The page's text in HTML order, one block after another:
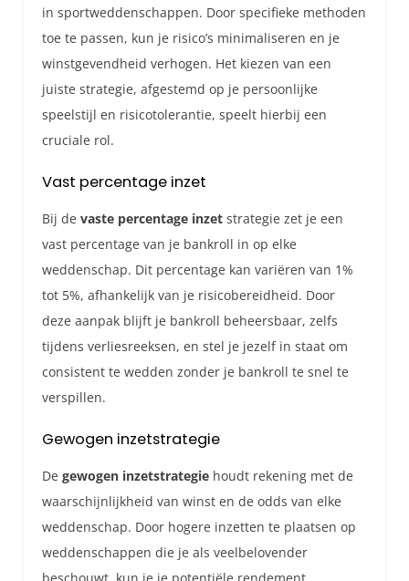
in sportweddenschappen. Door specifieke methoden
toe te passen, kun je risico’s minimaliseren en je
winstgevendheid verhogen. Het kiezen van een
juiste strategie, afgestemd op je persoonlijke
speelstijl en risicotolerantie, speelt hierbij een
cruciale rol.
Vast percentage inzet
Bij devaste percentage inzet strategie zet je een
vast percentage van je bankroll in op elke
weddenschap. Dit percentage kan variëren van 1%
tot 5%, afhankelijk van je risicobereidheid. Door
deze aanpak blijft je bankroll beheersbaar, zelfs
tijdens verliesreeksen, en stel je jezelf in staat om
consistent te wedden zonder je bankroll te snel te
verspillen.
Gewogen inzetstrategie
Degewogen inzetstrategie houdt rekening met de
waarschijnlijkheid van winst en de odds van elke
weddenschap. Door hogere inzetten te plaatsen op
weddenschappen die je als veelbelovender